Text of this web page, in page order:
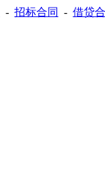
- 招标合同 - 借贷